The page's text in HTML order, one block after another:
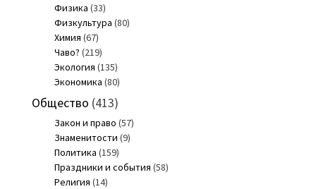
Физика (33)
Физкультура (80)
Химия (67)
Чаво? (219)
Экология (135)
Экономика (80)
Общество (413)
Закон и право (57)
Знаменитости (9)
Политика (159)
Праздники и события (58)
Религия (14)